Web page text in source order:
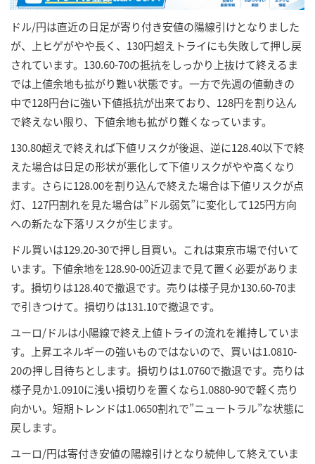
ドル/円は直近の日足が寄り付き安値の陽線引けとなりました
が、上ヒゲがやや長く、130円超えトライにも失敗して押し戻
されています。130.60-70の抵抗をしっかり上抜けて終えるま
では上値余地も拡がり難い状態です。一方で先週の値動きの
中で128円台に強い下値抵抗が出来ており、128円を割り込ん
で終えない限り、下値余地も拡がり難くなっています。
130.80超えで終えれば下値リスクが後退、逆に128.40以下で終
えた場合は日足の形状が悪化して下値リスクがやや高くなり
ます。さらに128.00を割り込んで終えた場合は下値リスクが点
灯、127円割れを見た場合は”ドル弱気”に変化して125円方向
への新たな下落リスクが生じます。
ドル買いは129.20-30で押し目買い。これは東京市場で付いて
います。下値余地を128.90-00近辺まで見て置く必要がありま
す。損切りは128.40で撤退です。売りは様子見か130.60-70ま
で引きつけて。損切りは131.10で撤退です。
ユーロ/ドルは小陽線で終え上値トライの流れを維持していま
す。上昇エネルギーの強いものではないので、買いは1.0810-
20の押し目待ちとします。損切りは1.0760で撤退です。売りは
様子見か1.0910に浅い損切りを置くなら1.0880-90で軽く売り
向かい。短期トレンドは1.0650割れで”ニュートラル”な状態に
戻します。
ユーロ/円は寄付き安値の陽線引けとなり続伸して終えていま